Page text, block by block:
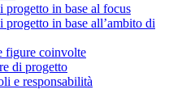
in base al focus
in base all’ambito di
figure coinvolte
di progetto
e responsabilità